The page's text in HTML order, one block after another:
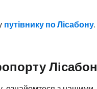
путівнику по Лісабону.
Лісабон